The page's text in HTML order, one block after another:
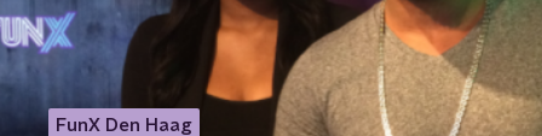
FunX Den Haag